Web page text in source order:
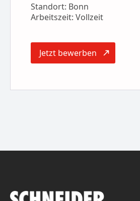
Standort: Bonn
Arbeitszeit: Vollzeit
Jetzt bewerben